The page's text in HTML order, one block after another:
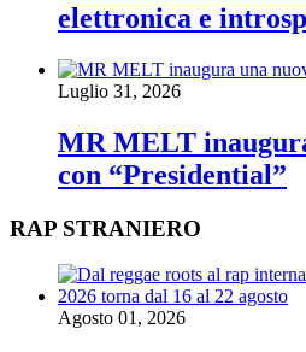
elettronica e
Luglio 31, 2026
MR MELT
con “Presidential”
RAP STRANIERO
Agosto 01, 2026